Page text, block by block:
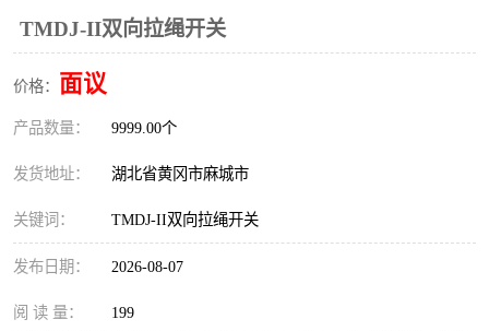
TMDJ-II双向拉绳开关
价格： 面议
产品数量： 9999.00个
发货地址： 湖北省黄冈市麻城市
关键词： TMDJ-II双向拉绳开关
发布日期： 2026-08-07
阅 读 量： 199
限位开关 速度检测器
速度传感器